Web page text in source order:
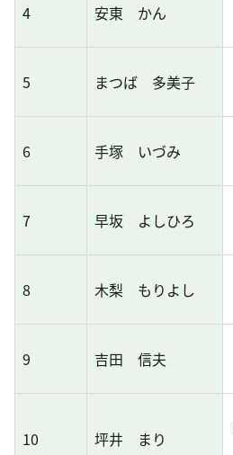
4 安東 かん
5 まつば 多美子
6 手塚 いづみ
7 早坂 よしひろ
8 木梨 もりよし
9 吉田 信夫
10 坪井 まり